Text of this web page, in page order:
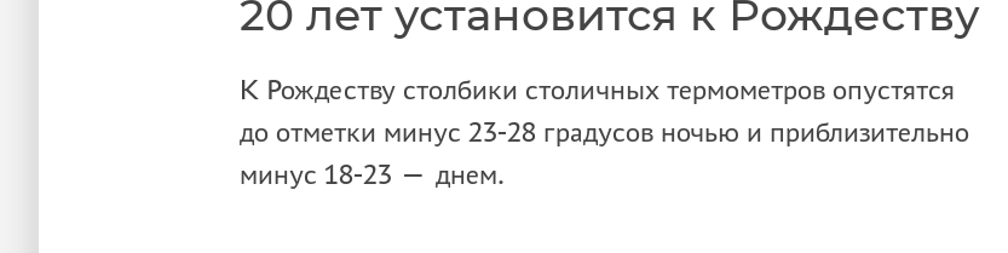
20 лет установится к Рождеству
К Рождеству столбики столичных термометров опустятся
до отметки минус 23-28 градусов ночью и приблизительно
минус 18-23 — днем.